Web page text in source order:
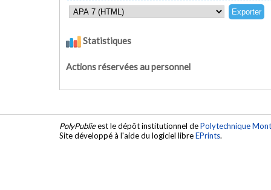
Statistiques
Actions réservées au personnel
PolyPublieest le dépôt institutionnel dePolytechnique
Site développé à l'aide du logiciel libreEPrints.